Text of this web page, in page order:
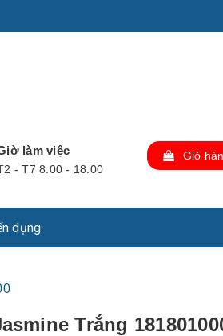
làm việc
- T7 8:00 - 18:00
Giỏ
dụng
Trắng